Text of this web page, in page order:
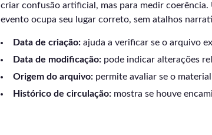
criar confusão artificial, mas para medir
evento ocupa seu lugar correto, sem atalhos
Data de criação: ajuda a verificar se o arquivo
Data de modificação: pode indicar alterações
Origem do arquivo: permite avaliar se o
Histórico de circulação: mostra se houve